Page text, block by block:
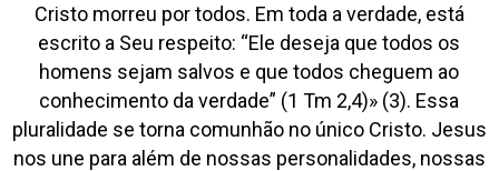
Cristo morreu por todos. Em toda a verdade, está
escrito a Seu respeito: “Ele deseja que todos os
homens sejam salvos e que todos cheguem ao
conhecimento da verdade” (1 Tm 2,4)» (3). Essa
pluralidade se torna comunhão no único Cristo. Jesus
nos une para além de nossas personalidades, nossas